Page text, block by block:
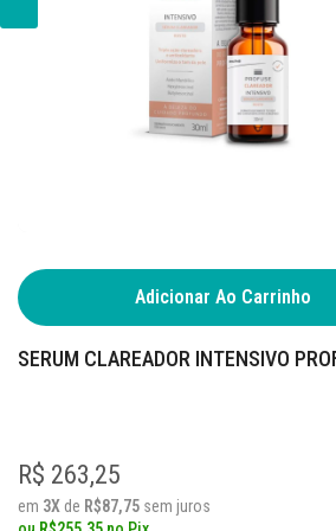
Adicionar Ao Carrinho
SERUM CLAREADOR INTENSIVO
R$ 263,25
em 3X de R$87,75 sem juros